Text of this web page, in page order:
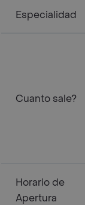
Especialidad
Cuanto sale?
Horario de
Apertura